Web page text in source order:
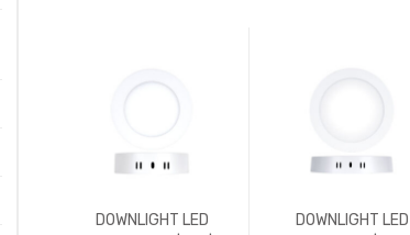
DOWNLIGHT LED
DOWNLIGHT LED